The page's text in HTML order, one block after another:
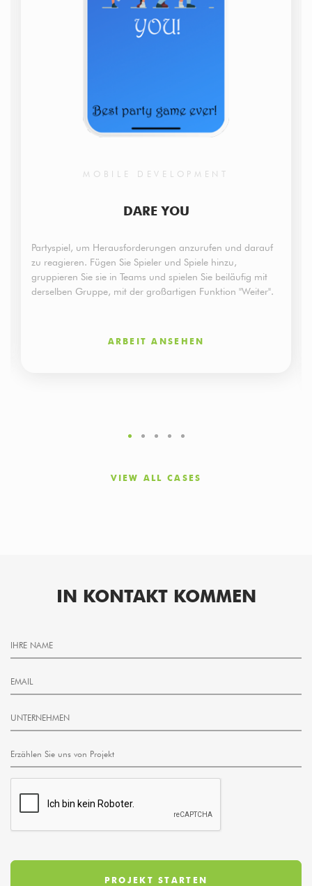
MOBILE DEVELOPMENT
DARE YOU
Partyspiel, um Herausforderungen anzurufen und darauf
zu reagieren. Fügen Sie Spieler und Spiele hinzu,
gruppieren Sie sie in Teams und spielen Sie beiläufig mit
derselben Gruppe, mit der großartigen Funktion "Weiter".
ARBEIT ANSEHEN
VIEW ALL CASES
IN KONTAKT KOMMEN